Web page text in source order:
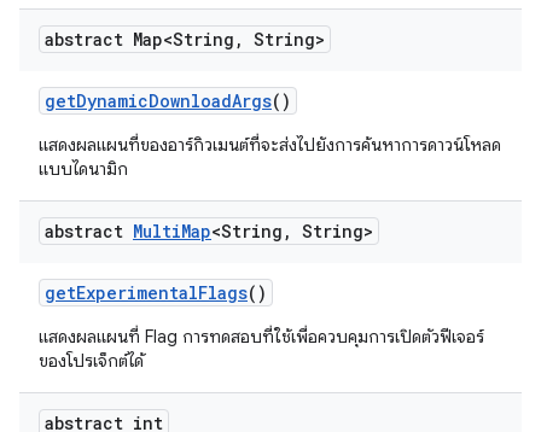
abstract Map<String , String>
getDynamicDownloadArgs()
แสดงผลแผนที่ของอาร์กิวเมนต์ที่จะส่งไปยังการค้นหาการดาวน์โหลด
แบบไดนามิก
abstract MultiMap<String , String>
getExperimentalFlags()
แสดงผลแผนที่ Flag การทดสอบที่ใช้เพื่อควบคุมการเปิดตัวฟีเจอร์
ของโปรเจ็กต์ได้
abstract int